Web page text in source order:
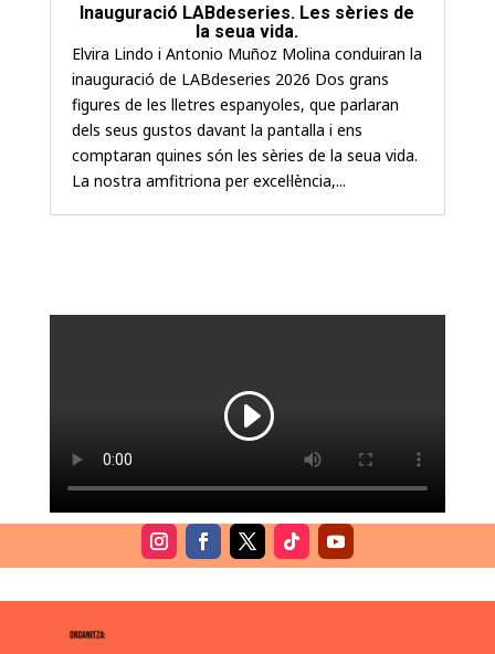
Inauguració LABdeseries. Les sèries de
la seua vida.
Elvira Lindo i Antonio Muñoz Molina conduiran la
inauguració de LABdeseries 2026 Dos grans
figures de les lletres espanyoles, que parlaran
dels seus gustos davant la pantalla i ens
comptaran quines són les sèries de la seua vida.
La nostra amfitriona per excel·lència,...